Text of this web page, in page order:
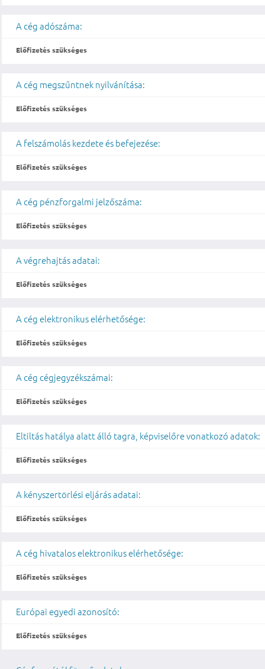
A cég adószáma:
Előfizetés szükséges
A cég megszűntnek nyilvánítása:
Előfizetés szükséges
A felszámolás kezdete és befejezése:
Előfizetés szükséges
A cég pénzforgalmi jelzőszáma:
Előfizetés szükséges
A végrehajtás adatai:
Előfizetés szükséges
A cég elektronikus elérhetősége:
Előfizetés szükséges
A cég cégjegyzékszámai:
Előfizetés szükséges
Eltiltás hatálya alatt álló tagra, képviselőre vonatkozó adatok:
Előfizetés szükséges
A kényszertörlési eljárás adatai:
Előfizetés szükséges
A cég hivatalos elektronikus elérhetősége:
Előfizetés szükséges
Európai egyedi azonosító:
Előfizetés szükséges